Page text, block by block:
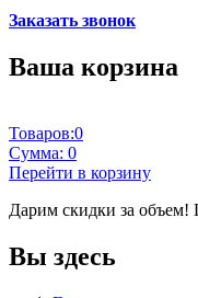
Заказать звонок
Ваша корзина
Товаров:0
Сумма: 0
Перейти в корзину
Дарим скидки за объем!
Вы здесь